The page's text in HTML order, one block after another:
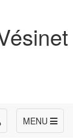
MENU